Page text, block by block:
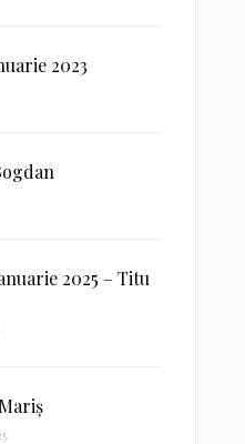
2023
2025 – Titu